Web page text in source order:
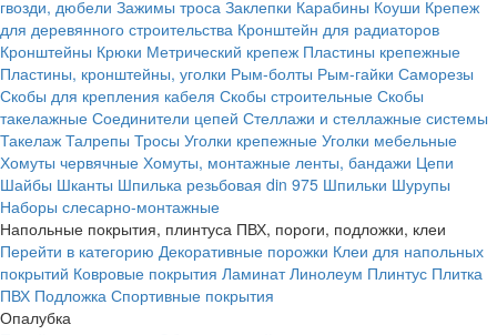
гвозди, дюбели Зажимы троса Заклепки Карабины Коуши Крепеж
для деревянного строительства Кронштейн для радиаторов
Кронштейны Крюки Метрический крепеж Пластины крепежные
Пластины, кронштейны, уголки Рым-болты Рым-гайки Саморезы
Скобы для крепления кабеля Скобы строительные Скобы
такелажные Соединители цепей Стеллажи и стеллажные системы
Такелаж Талрепы Тросы Уголки крепежные Уголки мебельные
Хомуты червячные Хомуты, монтажные ленты, бандажи Цепи
Шайбы Шканты Шпилька резьбовая din 975 Шпильки Шурупы
Наборы слесарно-монтажные
Напольные покрытия, плинтуса ПВХ, пороги, подложки, клеи
Перейти в категорию Декоративные порожки Клеи для напольных
покрытий Ковровые покрытия Ламинат Линолеум Плинтус Плитка
ПВХ Подложка Спортивные покрытия
Опалубка